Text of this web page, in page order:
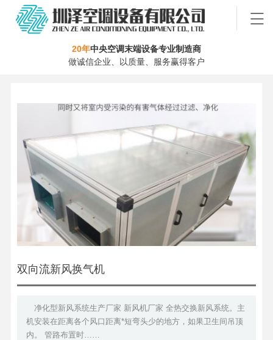
20年中央空调末端设备专业制造商
做诚信企业、以质量、服务赢得客户
双向流新风换气机
净化型新风系统生产厂家 新风机厂家 全热交换新风系统。主
机安装在距离各个风口距离*短弯头少的地方，如果卫生间吊顶
内。 管路布置时……